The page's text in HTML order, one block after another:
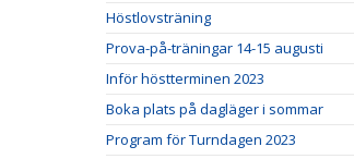
Höstlovsträning
Prova-på-träningar 14-15 augusti
Inför höstterminen 2023
Boka plats på dagläger i sommar
Program för Turndagen 2023